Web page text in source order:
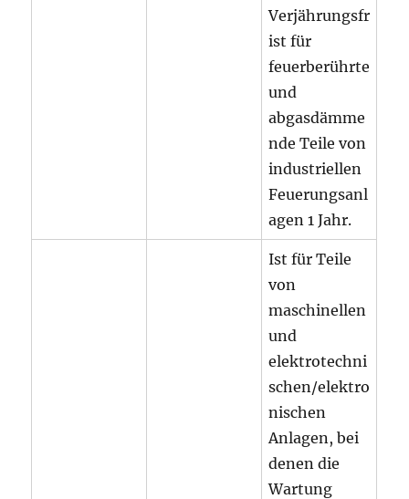
Verjährungsfr
ist für
feuerberührte
und
abgasdämme
nde Teile von
industriellen
Feuerungsanl
agen 1 Jahr.
Ist für Teile
von
maschinellen
und
elektrotechni
schen/elektro
nischen
Anlagen, bei
denen die
Wartung